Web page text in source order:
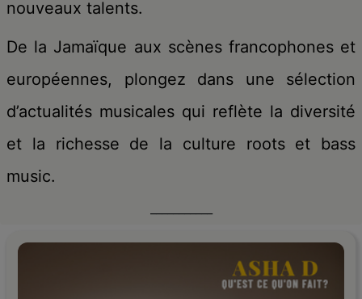
nouveaux talents.
De la Jamaïque aux scènes francophones et
européennes, plongez dans une sélection
d’actualités musicales qui reflète la diversité
et la richesse de la culture roots et bass
music.